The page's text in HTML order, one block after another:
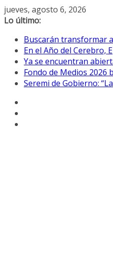
Saltar
al
jueves, agosto 6, 2026
Lo último:
Buscarán transformar
En el Año del Cerebro,
Ya se encuentran
Fondo de Medios 2026
Seremi de Gobierno: